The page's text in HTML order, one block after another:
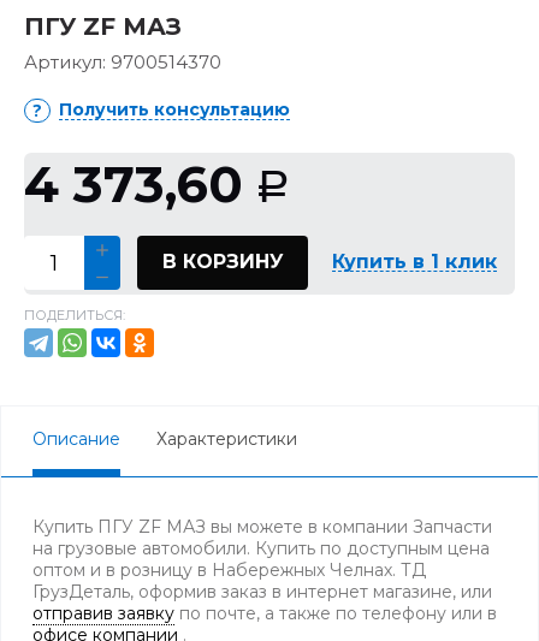
ПГУ ZF МАЗ
Артикул: 9700514370
Получить консультацию
4 373,60 Р
В КОРЗИНУ Купить в 1 клик
ПОДЕЛИТЬСЯ:
Описание Характеристики
Купить ПГУ ZF МАЗ вы можете в компании Запчасти
на грузовые автомобили. Купить по доступным цена
оптом и в розницу в Набережных Челнах. ТД
ГрузДеталь, оформив заказ в интернет магазине, или
отправив заявку по почте, а также по телефону или в
офисе компании .